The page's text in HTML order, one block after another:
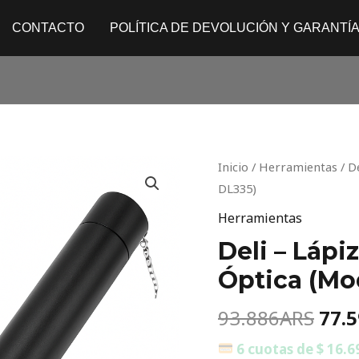
CONTACTO POLÍTICA DE DEVOLUCIÓN Y
Inicio / Herramientas /
DL335)
Herramientas
Deli –
Óptica
93.886ARS
6 cuotas de $
Deli
–
Lápiz
Prueba
de
Fibra
Óptica
(Modelo